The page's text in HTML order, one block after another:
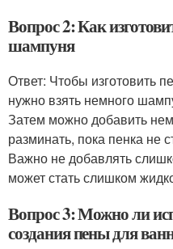
Вопрос 2: Как
шампуня
Ответ: Чтобы изготовить
нужно взять немного
Затем можно добавить
разминать, пока пенка не
Важно не добавлять
может стать слишком
Вопрос 3: Можно ли
создания пены для